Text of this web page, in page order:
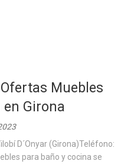
Ofertas Muebles
en Girona
D´Onyar (Girona)Teléfono:
para baño y cocina se